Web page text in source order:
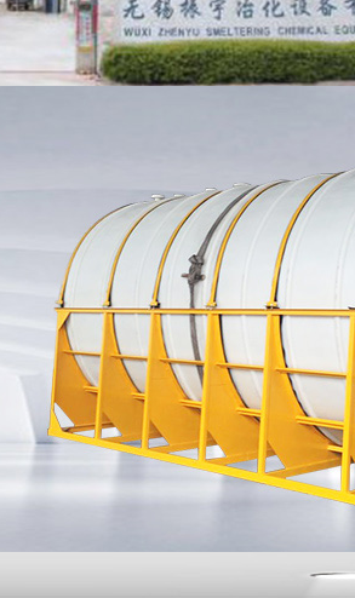
防腐储罐